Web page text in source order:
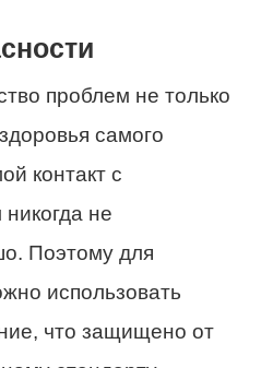
проблем не только
самого
контакт с
не
Поэтому для
использовать
что защищено от